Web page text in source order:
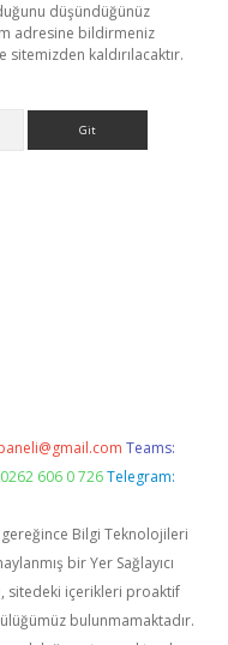
düşündüğünüz
adresine bildirmeniz
kaldırılacaktır.
Teams:
606 0 726 Telegram:
gereğince Bilgi Teknolojileri
bir Yer Sağlayıcı
sitedeki içerikleri proaktif
bulunmamaktadır.